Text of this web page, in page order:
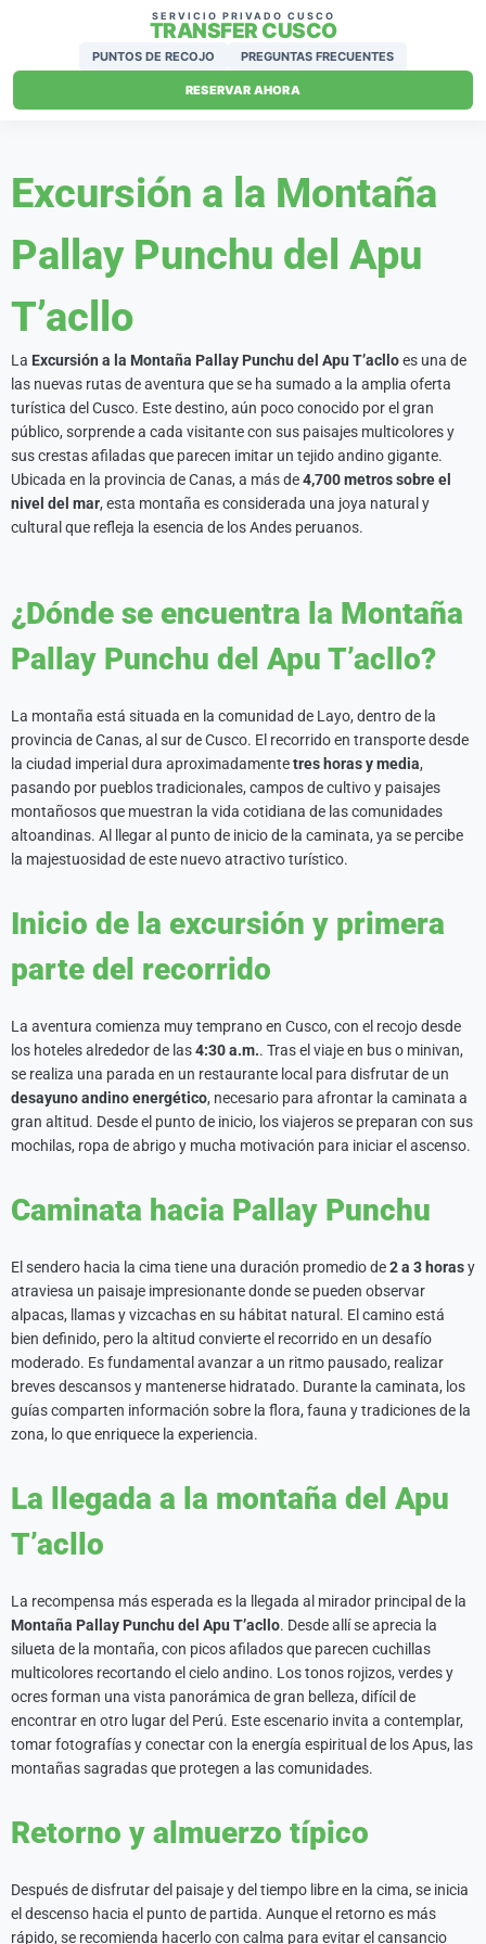
SERVICIO PRIVADO CUSCO
TRANSFER CUSCO
PUNTOS DE RECOJO PREGUNTAS FRECUENTES
RESERVAR AHORA
Excursión a la Montaña
Pallay Punchu del Apu
T’acllo
La Excursión a la Montaña Pallay Punchu del Apu T’aclloes una de
las nuevas rutas de aventura que se ha sumado a la amplia oferta
turística del Cusco. Este destino, aún poco conocido por el gran
público, sorprende a cada visitante con sus paisajes multicolores y
sus crestas afiladas que parecen imitar un tejido andino gigante.
Ubicada en la provincia de Canas, a más de4,700 metros sobre el
nivel del mar, esta montaña es considerada una joya natural y
cultural que refleja la esencia de los Andes peruanos.
¿Dónde se encuentra la Montaña
Pallay Punchu del Apu T’acllo?
La montaña está situada en la comunidad de Layo, dentro de la
provincia de Canas, al sur de Cusco. El recorrido en transporte desde
la ciudad imperial dura aproximadamentetres horas y media,
pasando por pueblos tradicionales, campos de cultivo y paisajes
montañosos que muestran la vida cotidiana de las comunidades
altoandinas. Al llegar al punto de inicio de la caminata, ya se percibe
la majestuosidad de este nuevo atractivo turístico.
Inicio de la excursión y primera
parte del recorrido
La aventura comienza muy temprano en Cusco, con el recojo desde
los hoteles alrededor de las4:30 a.m.. Tras el viaje en bus o minivan,
se realiza una parada en un restaurante local para disfrutar de un
desayuno andino energético, necesario para afrontar la caminata a
gran altitud. Desde el punto de inicio, los viajeros se preparan con sus
mochilas, ropa de abrigo y mucha motivación para iniciar el ascenso.
Caminata hacia Pallay Punchu
El sendero hacia la cima tiene una duración promedio de2 a 3 horasy
atraviesa un paisaje impresionante donde se pueden observar
alpacas, llamas y vizcachas en su hábitat natural. El camino está
bien definido, pero la altitud convierte el recorrido en un desafío
moderado. Es fundamental avanzar a un ritmo pausado, realizar
breves descansos y mantenerse hidratado. Durante la caminata, los
guías comparten información sobre la flora, fauna y tradiciones de la
zona, lo que enriquece la experiencia.
La llegada a la montaña del Apu
T’acllo
La recompensa más esperada es la llegada al mirador principal de la
Montaña Pallay Punchu del Apu T’acllo. Desde allí se aprecia la
silueta de la montaña, con picos afilados que parecen cuchillas
multicolores recortando el cielo andino. Los tonos rojizos, verdes y
ocres forman una vista panorámica de gran belleza, difícil de
encontrar en otro lugar del Perú. Este escenario invita a contemplar,
tomar fotografías y conectar con la energía espiritual de los Apus, las
montañas sagradas que protegen a las comunidades.
Retorno y almuerzo típico
Después de disfrutar del paisaje y del tiempo libre en la cima, se inicia
el descenso hacia el punto de partida. Aunque el retorno es más
rápido, se recomienda hacerlo con calma para evitar el cansancio